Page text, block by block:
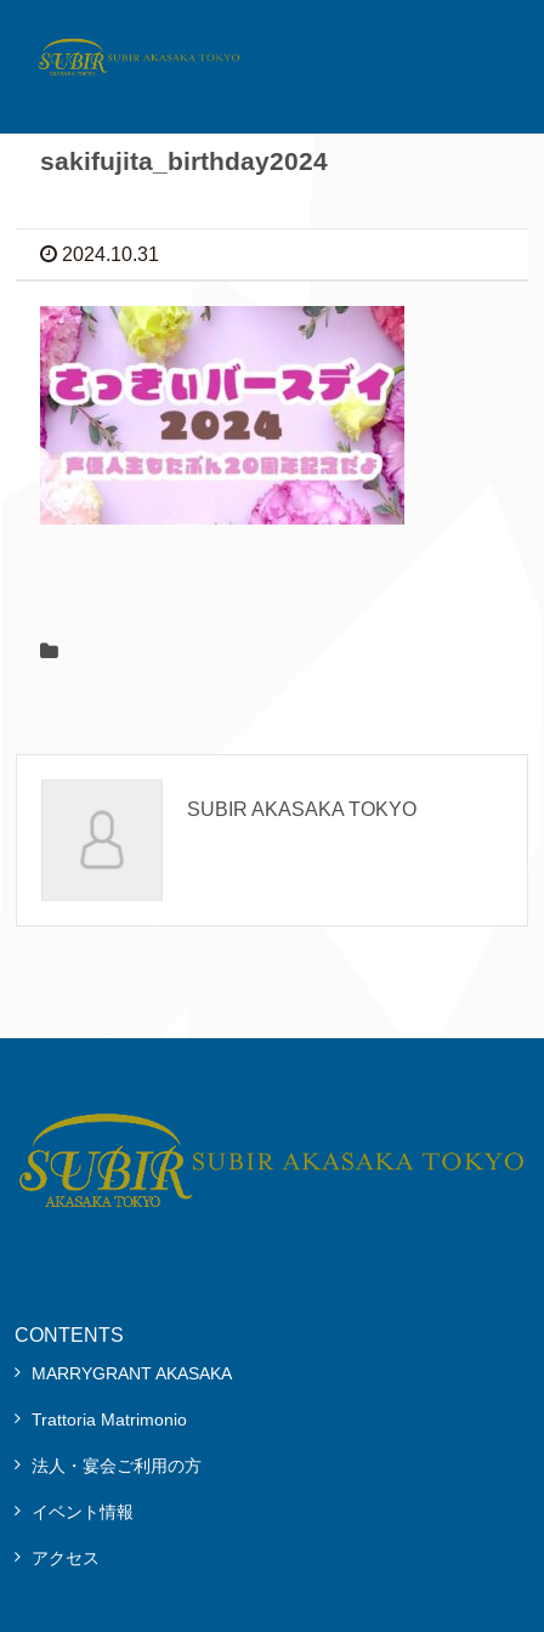
sakifujita_birthday2024
2024.10.31
SUBIR AKASAKA TOKYO
CONTENTS
MARRYGRANT AKASAKA
Trattoria Matrimonio
法人・宴会ご利用の方
イベント情報
アクセス